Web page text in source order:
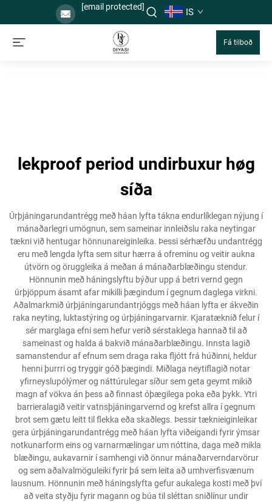
[email protected] IS
Fá tilboð
lekproof period undirbuxur høg
síða
Úrþjáningarundantrégg með háan lyfta tákna endurlíklegan nýjung í
mánaðarlegri umögnun, sem sameinar innleiðslu raka neytingar
tækni við hentugar hönnunareiginleika. Þessi sérhæfðu undantrégg
eru með lengda lyfta sem situr hærra á ofreminu og veitir aukna
útvörn og öruggleika á meðan á mánaðarblæðingu stendur.
Hönnunin með háningslyftu býður upp á betri vernd gegn
úrþjöppum ásamt afar mikilli þægindum í gegnum daglega virkni.
Aðalmarkmið úrþjáningarundantrjóggs með háan lyfta er ákveðin
raka neyting, luktastýring og úrþjáningarvarnir. Kjaratæknið felur í
sér marglaga efni sem hefur verið sérstaklega hannað til að
sameinast og halda á bakvið mánaðarblæðingu. Innsta lagið
samanstendur af efnum sem draga raka fljótt frá húðinni, heldur
henni þurrri og tryggir góð þægindi. Miðlaga neytiflagið notar
yfirneyslupólýmer og náttúrulegar síður sem geta geymt mikið
magn af vökva án þess að finnast óþægilega poka eða þykk. Ytri
barrieralagið veitir vatnsþjáningarvernd og krefst allra í gegnum
brot sem gætu leitt til flekka eða skaðlegs. Þessir tæknieiginleikar
gera úrþjáningarundantrégg með háan lyfta viðeigandi fyrir ýmsar
notkunarform eins og varnarmælingar um nóttina, daga með mikla
blæðingu, aukavarnir í samhengi við önnur mánaðarverndarvörur
og sem aðalvalmöguleiki fyrir þá sem leita að umhverfisvænum
lausnum. Hönnunin með háningslyfta gefur aukalega kosti með því
að veita styðju fyrir magann og búa til sléttan sniðlínur undir